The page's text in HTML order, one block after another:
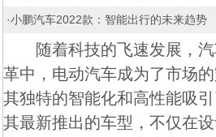
·小鹏汽车2022款：智能出行的未来趋势
随着科技的飞速发展，汽
革中，电动汽车成为了市场
其独特的智能化和高性能吸
其最新推出的车型，不仅在